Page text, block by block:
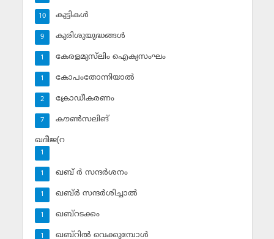
കുട്ടികള്‍
10
കുരിശുയുദ്ധങ്ങള്‍
9
കേരളമുസ്‌ലിം ഐക്യസംഘം
1
കോപംതോന്നിയാല്‍
1
ക്രോഡീകരണം
2
കൗണ്‍സലിങ്‌
7
ഖദീജ(റ
1
ഖബ് ര്‍ സന്ദര്‍ശനം
1
ഖബ്ര്‍ സന്ദര്‍ശിച്ചാല്‍
1
ഖബ്‌റടക്കം
1
ഖബ്‌റില്‍ വെക്കുമ്പോള്‍
1